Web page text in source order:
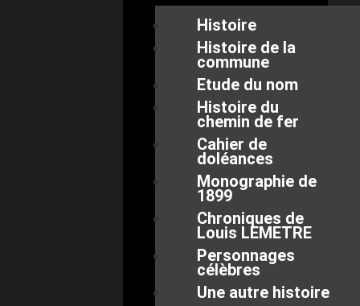
Histoire
Histoire de la
commune
Etude du nom
Histoire du
chemin de fer
Cahier de
doléances
Monographie de
1899
Chroniques de
Louis LEMETRE
Personnages
célèbres
Une autre histoire